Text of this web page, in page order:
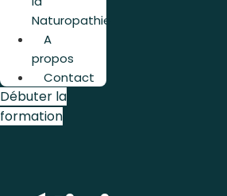
Naturopathie
A
propos
Contact
Débuter la
formation